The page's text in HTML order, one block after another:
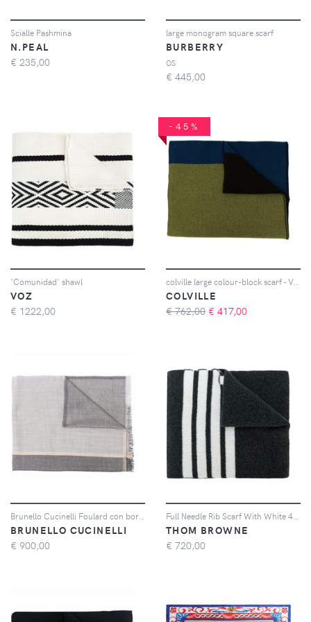
Scialle Pashmina
N.PEAL
€ 235,00
large monogram square scarf
BURBERRY
OS
€ 445,00
'Comunidad' shawl
VOZ
€ 1222,00
-45%
colville large colour-block scarf - Verde
COLVILLE
€ 762,00 € 417,00
BRUNELLO CUCINELLI
€ 900,00
THOM BROWNE
€ 720,00